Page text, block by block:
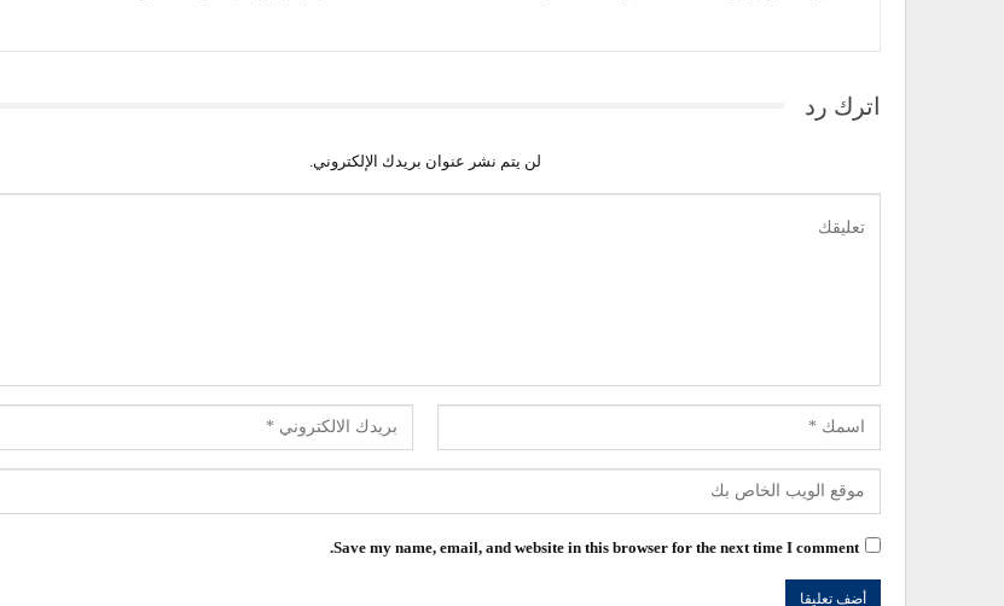
اترك رد
لن يتم نشر عنوان بريدك الإلكتروني.
Save my name, email, and website in this browser for the next time I comment.